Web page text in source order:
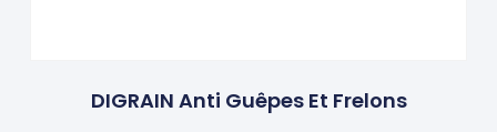
DIGRAIN Anti Guêpes Et Frelons